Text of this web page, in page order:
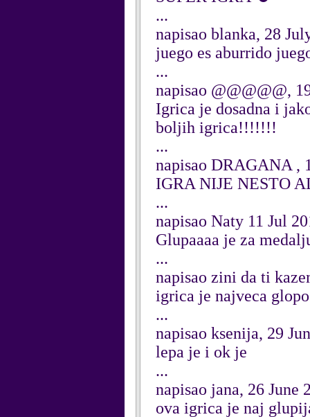
...
napisao blanka, 28
juego es aburrido
...
napisao @@@@@,
Igrica je dosadna i
boljih igrica!!!!!!!
...
napisao DRAGANA ,
IGRA NIJE NESTO
...
napisao Naty 11 Jul
Glupaaaa je za
...
napisao zini da ti
igrica je najveca
...
napisao ksenija, 29
lepa je i ok je
...
napisao jana, 26 June
ova igrica je naj